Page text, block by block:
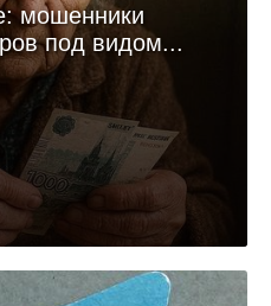
мошенники
под видом...